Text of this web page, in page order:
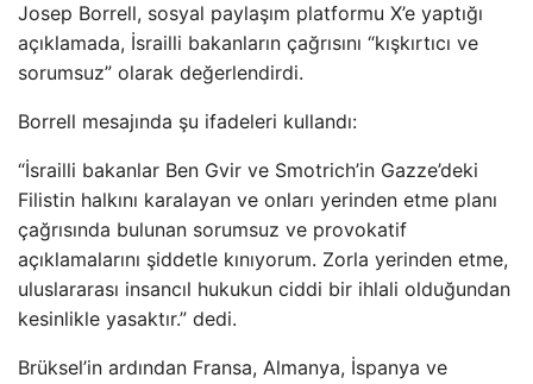
Josep Borrell, sosyal paylaşım platformu X’e yaptığı
açıklamada, İsrailli bakanların çağrısını “kışkırtıcı ve
sorumsuz” olarak değerlendirdi.
Borrell mesajında ​​şu ifadeleri kullandı:
“İsrailli bakanlar Ben Gvir ve Smotrich’in Gazze’deki
Filistin halkını karalayan ve onları yerinden etme planı
çağrısında bulunan sorumsuz ve provokatif
açıklamalarını şiddetle kınıyorum. Zorla yerinden etme,
uluslararası insancıl hukukun ciddi bir ihlali olduğundan
kesinlikle yasaktır.” dedi.
Brüksel’in ardından Fransa, Almanya, İspanya ve